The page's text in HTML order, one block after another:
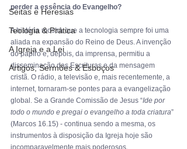
Seitas e Heresias
Teologia & Prática
A Igreja e a Lei
Artigos, Sermões & Esboços
perder a essência do Evangelho?
A história mostra que a tecnologia sempre foi uma
aliada na expansão do Reino de Deus. A invenção
do papiro e, depois, da imprensa, permitiu a
disseminação das Escrituras e da mensagem
cristã. O rádio, a televisão e, mais recentemente, a
internet, tornaram-se pontes para a evangelização
global. Se a Grande Comissão de Jesus “Ide por
todo o mundo e pregai o evangelho a toda criatura”
(Marcos 16.15) - continua sendo a mesma, os
instrumentos à disposição da Igreja hoje são
incomparavelmente mais poderosos.